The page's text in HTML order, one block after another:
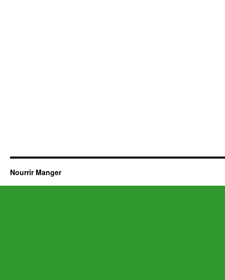
Nourrir Manger